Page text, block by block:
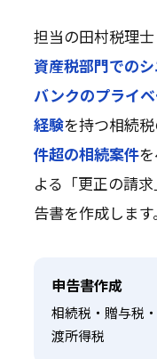
担当の田村税理士
資産税部門での
バンクのプライ
経験を持つ相続税
件超の相続案件
よる「更正の請
告書を作成します
申告書作成
相続税・贈与税
渡所得税